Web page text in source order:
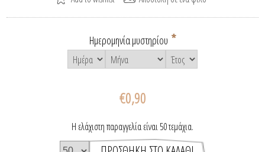
Ημερομηνία μυστηρίου *
€0,90
Η ελάχιστη παραγγελία είναι 50 τεμάχια.